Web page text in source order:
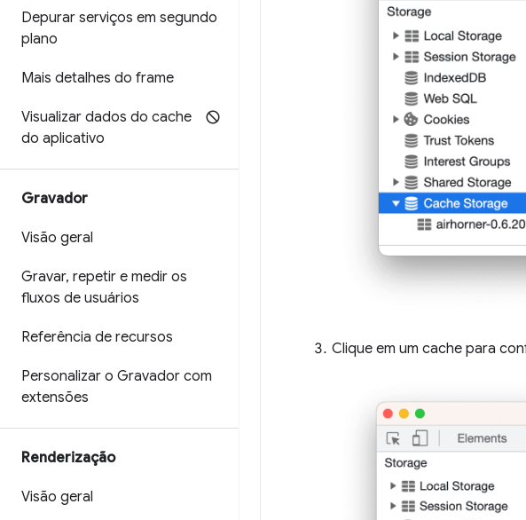
Depurar serviços em segundo
plano
Mais detalhes do frame
Visualizar dados do cache
do aplicativo
Gravador
Visão geral
Gravar, repetir e medir os
fluxos de usuários
Referência de recursos
Personalizar o Gravador com
extensões
Renderização
Visão geral
Clique em um cache para